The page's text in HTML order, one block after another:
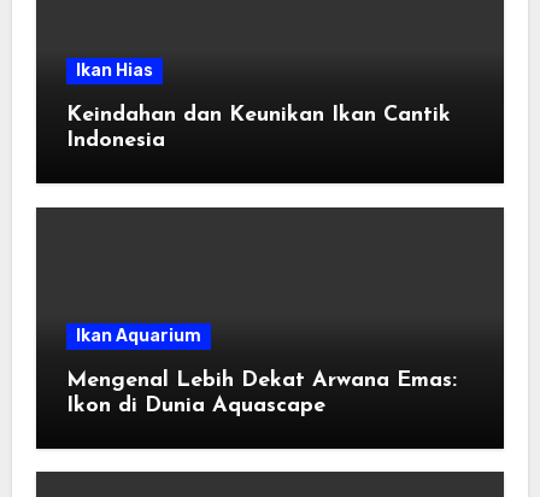
Ikan Hias
Keindahan dan Keunikan Ikan Cantik
Indonesia
Ikan Aquarium
Mengenal Lebih Dekat Arwana Emas:
Ikon di Dunia Aquascape